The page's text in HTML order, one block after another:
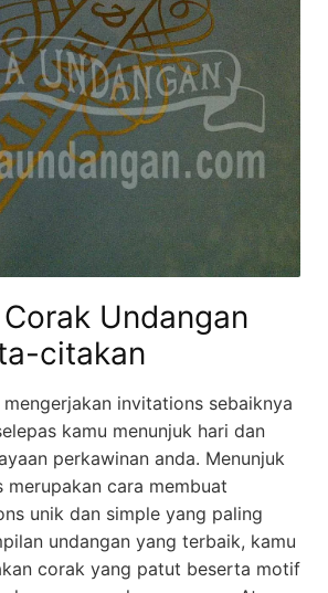
Undangan
citakan
invitations sebaiknya
kamu menunjuk hari dan
perkawinan anda. Menunjuk
cara membuat
unik dan simple yang paling
undangan yang terbaik, kamu
corak yang patut beserta motif